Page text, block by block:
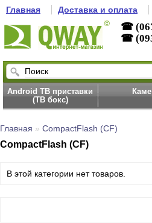
Главная Доставка и оплата
☎
☎
Android ТВ приставки
(ТВ бокс)
Главная » CompactFlash (CF)
CompactFlash (CF)
В этой категории нет товаров.